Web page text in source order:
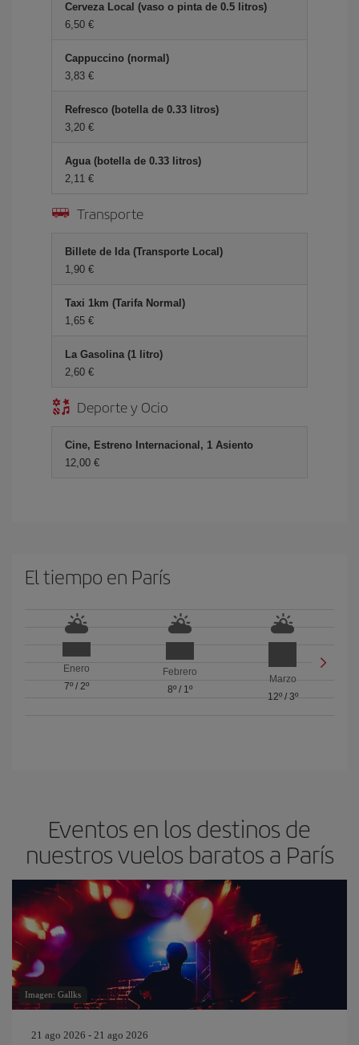
Cerveza Local (vaso o pinta de 0.5 litros)
6,50 €
Cappuccino (normal)
3,83 €
Refresco (botella de 0.33 litros)
3,20 €
Agua (botella de 0.33 litros)
2,11 €
Transporte
Billete de Ida (Transporte Local)
1,90 €
Taxi 1km (Tarifa Normal)
1,65 €
La Gasolina (1 litro)
2,60 €
Deporte y Ocio
Cine, Estreno Internacional, 1 Asiento
12,00 €
El tiempo en París
Enero
7º/ 2º
Febrero
8º/ 1º
Marzo
12º/ 3º
Eventos en los destinos de
nuestros vuelos baratos a París
Imagen: Gallks
21 ago 2026 - 21 ago 2026